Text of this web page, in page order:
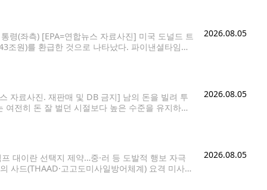
령(좌측) [EPA=연합뉴스 자료사진] 미국 도널드 트
조원)를 환급한 것으로 나타났다. 파이낸셜타임스
2026.08.05
자료사진. 재판매 및 DB 금지] 남의 돈을 빌려 투
전히 돈 잘 벌던 시절보다 높은 수준을 유지하고
2026.08.05
대이란 선택지 제약…중·러 등 도발적 행보 자극
사드(THAAD·고고도미사일방어체계) 요격 미사일
2026.08.05